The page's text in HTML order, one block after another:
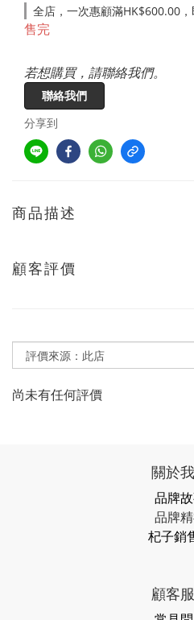
全店，一次惠顧滿HK$600.00，
售完
若想購買，請聯絡我們。
聯絡我們
分享到
商品描述
顧客評價
尚未有任何評價
關於
品牌
品牌
杞子銷
顧客